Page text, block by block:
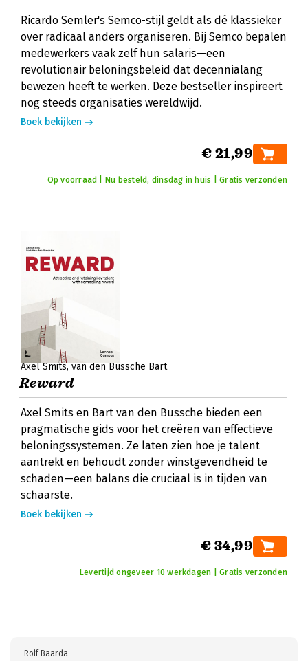
Ricardo Semler's Semco-stijl geldt als dé klassieker
over radicaal anders organiseren. Bij Semco bepalen
medewerkers vaak zelf hun salaris—een
revolutionair beloningsbeleid dat decennialang
bewezen heeft te werken. Deze bestseller inspireert
nog steeds organisaties wereldwijd.
Boek bekijken
€ 21,99
Op voorraad | Nu besteld, dinsdag in huis | Gratis verzonden
Axel Smits van den Bussche Bart
Reward
Axel Smits en Bart van den Bussche bieden een
pragmatische gids voor het creëren van effectieve
beloningssystemen. Ze laten zien hoe je talent
aantrekt en behoudt zonder winstgevendheid te
schaden—een balans die cruciaal is in tijden van
schaarste.
Boek bekijken
€ 34,99
Levertijd ongeveer 10 werkdagen | Gratis verzonden
Rolf Baarda